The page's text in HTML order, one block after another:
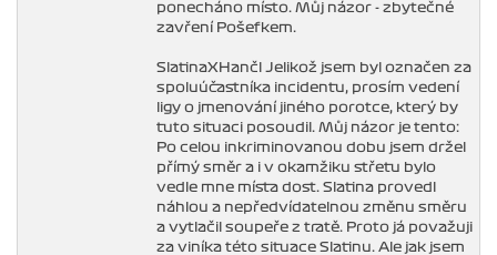
ponecháno místo. Můj názor - zbytečné
zavření Pošefkem.
SlatinaXHančl Jelikož jsem byl označen za
spoluúčastníka incidentu, prosím vedení
ligy o jmenování jiného porotce, který by
tuto situaci posoudil. Můj názor je tento:
Po celou inkriminovanou dobu jsem držel
přímý směr a i v okamžiku střetu bylo
vedle mne místa dost. Slatina provedl
náhlou a nepředvídatelnou změnu směru
a vytlačil soupeře z tratě. Proto já považuji
za viníka této situace Slatinu. Ale jak jsem